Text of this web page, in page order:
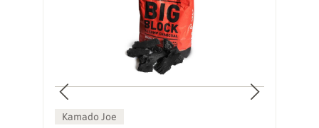
Kamado Joe